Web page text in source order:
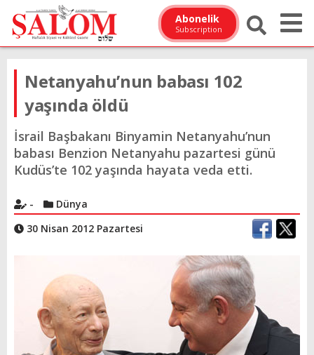
Abonelik
Subscription
Netanyahu’nun babası 102
yaşında öldü
İsrail Başbakanı Binyamin Netanyahu’nun
babası Benzion Netanyahu pazartesi günü
Kudüs’te 102 yaşında hayata veda etti.
-
Dünya
30 Nisan 2012 Pazartesi